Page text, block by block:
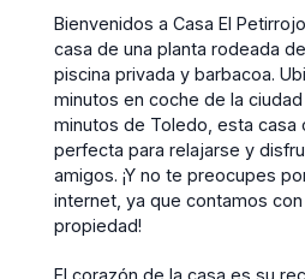
Bienvenidos a Casa El
casa de una planta rodeada
piscina privada y barbacoa.
minutos en coche de la
minutos de Toledo, esta casa
perfecta para relajarse y
amigos. ¡Y no te preocupes
internet, ya que contamos con
propiedad!
El corazón de la casa es su